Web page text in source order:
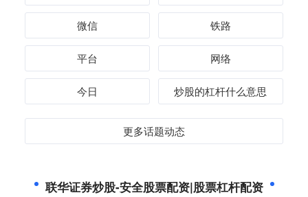
微信 铁路
平台 网络
今日 炒股的杠杆什么意思
更多话题动态
联华证券炒股-安全股票配资|股票杠杆配资